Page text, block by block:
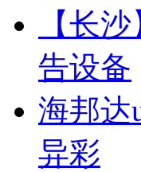
【长
告设备
海邦达
异彩